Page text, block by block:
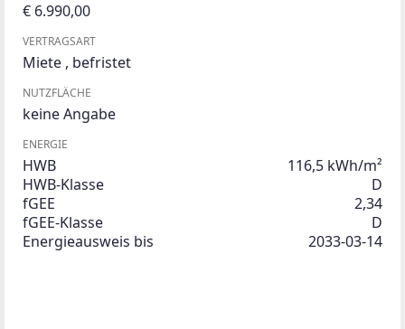
€ 6.990,00
VERTRAGSART
Miete , befristet
NUTZFLÄCHE
keine Angabe
ENERGIE
HWB
116,5 kWh/m²
HWB-Klasse
D
fGEE
2,34
fGEE-Klasse
D
Energieausweis bis
2033-03-14